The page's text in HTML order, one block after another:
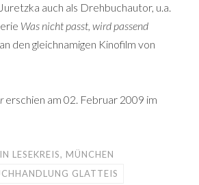
auch als Drehbuchautor, u.a.
Was nicht passt, wird passend
den gleichnamigen Kinofilm von
erschien am 02. Februar 2009 im
LESEKREIS, MÜNCHEN
GLATTEIS